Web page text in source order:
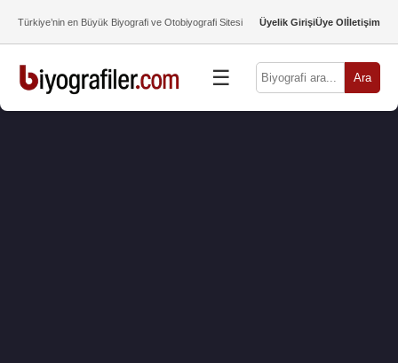
Türkiye’nin en Büyük Biyografi ve Otobiyografi Sitesi Üyelik GirişiÜye Olİletişim
☰ Ara